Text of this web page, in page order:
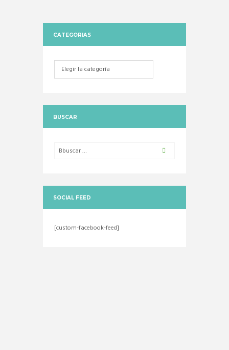
CATEGORIAS
Categorias
BUSCAR
SOCIAL FEED
[custom-facebook-feed]